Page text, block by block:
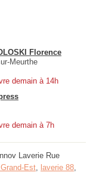
Florence
Meurthe
demain à 14h
demain à 7h
Laverie Rue
Est, laverie 88,